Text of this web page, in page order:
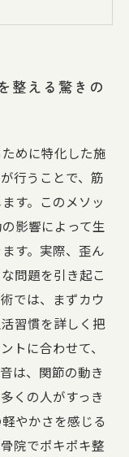
家による身体
維持のため
が軽くなっ
を整え、健康
整える驚きの
めに特化した施
行うことで、筋
す。このメソッ
影響によって生
す。実際、歪ん
問題を引き起こ
では、まずカウ
習慣を詳しく把
トに合わせて、
は、関節の動き
くの人がすっき
やかさを感じる
院でポキポキ整